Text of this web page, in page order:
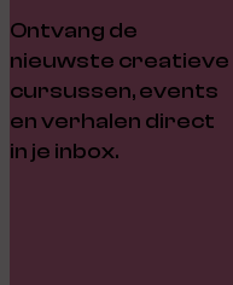
Ontvang de
nieuwste creatieve
cursussen, events
en verhalen direct
in je inbox.